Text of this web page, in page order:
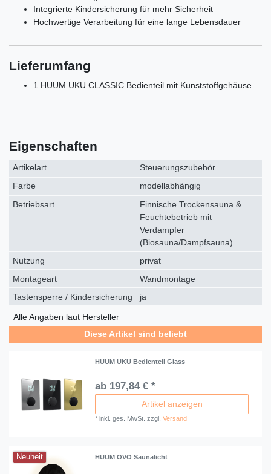
Integrierte Kindersicherung für mehr Sicherheit
Hochwertige Verarbeitung für eine lange Lebensdauer
Lieferumfang
1 HUUM UKU CLASSIC Bedienteil mit Kunststoffgehäuse
Eigenschaften
Artikelart
Steuerungszubehör
Farbe
modellabhängig
Betriebsart
Finnische Trockensauna &
Feuchtebetrieb mit
Verdampfer
(Biosauna/Dampfsauna)
Nutzung
privat
Montageart
Wandmontage
Tastensperre / Kindersicherung
ja
Alle Angaben laut Hersteller
Diese Artikel sind beliebt
HUUM UKU Bedienteil Glass
ab 197,84 € *
Artikel anzeigen
*inkl. ges. MwSt. zzgl.Versand
Neuheit HUUM OVO Saunalicht